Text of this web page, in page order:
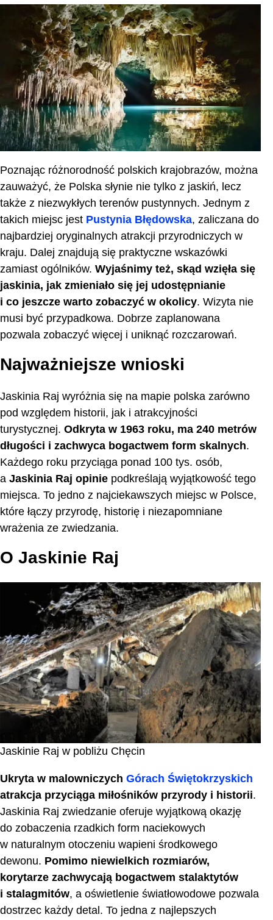
Kontakt
Ciekawostki o Jaskini Raj
Inne atrakcje w Polsce
Zakończenie
Najczęściej zadawane pytania
Poznając różnorodność polskich krajobrazów, można
zauważyć, że Polska słynie nie tylko z jaskiń, lecz
także z niezwykłych terenów pustynnych. Jednym z
takich miejsc jest Pustynia Błędowska, zaliczana do
najbardziej oryginalnych atrakcji przyrodniczych w
kraju. Dalej znajdują się praktyczne wskazówki
zamiast ogólników. Wyjaśnimy też, skąd wzięła się
jaskinia, jak zmieniało się jej udostępnianie
i co jeszcze warto zobaczyć w okolicy. Wizyta nie
musi być przypadkowa. Dobrze zaplanowana
pozwala zobaczyć więcej i uniknąć rozczarowań.
Najważniejsze wnioski
Jaskinia Raj wyróżnia się na mapie polska zarówno
pod względem historii, jak i atrakcyjności
turystycznej. Odkryta w 1963 roku, ma 240 metrów
długości i zachwyca bogactwem form skalnych.
Każdego roku przyciąga ponad 100 tys. osób,
a Jaskinia Raj opinie podkreślają wyjątkowość tego
miejsca. To jedno z najciekawszych miejsc w Polsce,
które łączy przyrodę, historię i niezapomniane
wrażenia ze zwiedzania.
O Jaskinie Raj
Jaskinie Raj w pobliżu Chęcin
Ukryta w malowniczych Górach Świętokrzyskich
atrakcja przyciąga miłośników przyrody i historii.
Jaskinia Raj zwiedzanie oferuje wyjątkową okazję
do zobaczenia rzadkich form naciekowych
w naturalnym otoczeniu wapieni środkowego
dewonu. Pomimo niewielkich rozmiarów,
korytarze zachwycają bogactwem stalaktytów
i stalagmitów, a oświetlenie światłowodowe pozwala
dostrzec każdy detal. To jedna z najlepszych